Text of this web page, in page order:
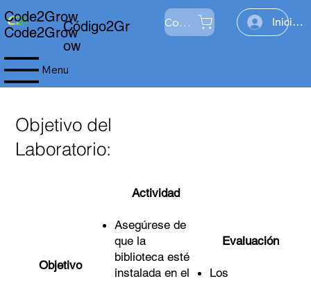
Código2Gr
ow
Comercio Iniciar
Menu
Code2Grow
Code2Grow
Objetivo del
Laboratorio:
Objetivo
Actividad
Asegúrese de
que la
biblioteca esté
instalada en el
Evaluación
Los